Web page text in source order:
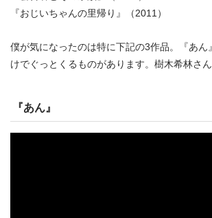
『おじいちゃんの里帰り』（2011）
僕が気になったのは特に下記の3作品。『あん
けでぐっとくるものがあります。樹木希林さん
『あん』